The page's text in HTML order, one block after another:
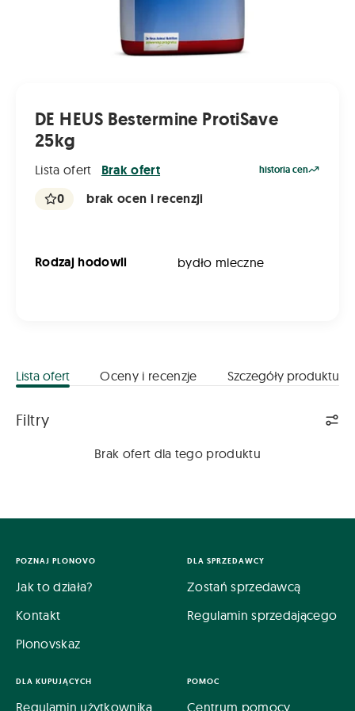
DE HEUS Bestermine ProtiSave
25kg
Lista ofert Brak ofert historia cen
0 brak ocen i recenzji
Rodzaj hodowli bydło mleczne
Lista ofert Oceny i recenzje Szczegóły produktu
Filtry
Brak ofert dla tego produktu
POZNAJ PLONOVO
Jak to działa?
Kontakt
Plonovskaz
DLA SPRZEDAWCY
Zostań sprzedawcą
Regulamin sprzedającego
DLA KUPUJĄCYCH
Regulamin użytkownika
POMOC
Centrum pomocy